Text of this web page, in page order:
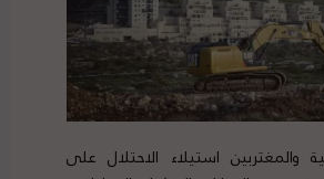
والمغتربين استيلاء الاحتلال على